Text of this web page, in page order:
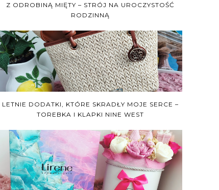
Z ODROBINĄ MIĘTY – STRÓJ NA UROCZYSTOŚĆ
RODZINNĄ
LETNIE DODATKI, KTÓRE SKRADŁY MOJE SERCE –
TOREBKA I KLAPKI NINE WEST